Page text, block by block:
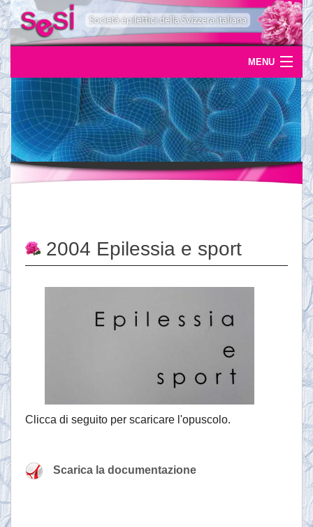
MENU
Home
Uscite
Eventi
News
Servizi2004 Epilessia e sport
Clicca di seguito per scaricare l'opuscolo.
Scarica la documentazione